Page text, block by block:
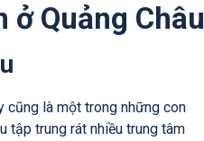
Quảng Châu
cũng là một trong những con
tập trung rát nhiều trung tâm